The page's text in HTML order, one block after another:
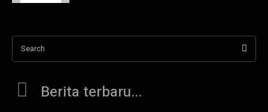
Search
Berita terbaru...